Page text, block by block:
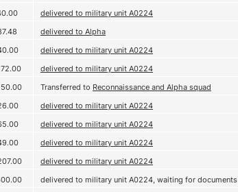
delivered to military unit А0224
delivered to Alpha
delivered to military unit А0224
delivered to military unit А0224
Transferred to Reconnaissance and Alpha squad
delivered to military unit А0224
delivered to military unit А0224
delivered to military unit А0224
delivered to military unit А0224
delivered to military unit А0224, waiting for documents